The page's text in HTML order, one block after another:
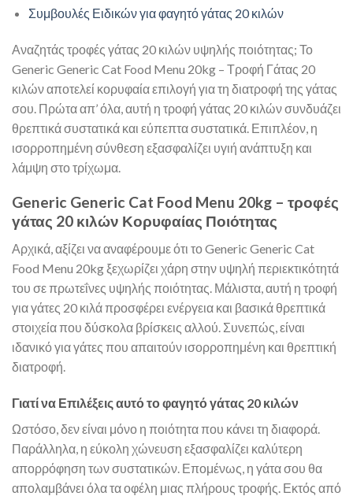
Συμβουλές Ειδικών για φαγητό γάτας 20 κιλών
Αναζητάς τροφές γάτας 20 κιλών υψηλής ποιότητας; Το
Generic Generic Cat Food Menu 20kg – Τροφή Γάτας 20
κιλών αποτελεί κορυφαία επιλογή για τη διατροφή της γάτας
σου. Πρώτα απ’ όλα, αυτή η τροφή γάτας 20 κιλών συνδυάζει
θρεπτικά συστατικά και εύπεπτα συστατικά. Επιπλέον, η
ισορροπημένη σύνθεση εξασφαλίζει υγιή ανάπτυξη και
λάμψη στο τρίχωμα.
Generic Generic Cat Food Menu 20kg – τροφές
γάτας 20 κιλών Κορυφαίας Ποιότητας
Αρχικά, αξίζει να αναφέρουμε ότι το Generic Generic Cat
Food Menu 20kg ξεχωρίζει χάρη στην υψηλή περιεκτικότητά
του σε πρωτεΐνες υψηλής ποιότητας. Μάλιστα, αυτή η τροφή
για γάτες 20 κιλά προσφέρει ενέργεια και βασικά θρεπτικά
στοιχεία που δύσκολα βρίσκεις αλλού. Συνεπώς, είναι
ιδανικό για γάτες που απαιτούν ισορροπημένη και θρεπτική
διατροφή.
Γιατί να Επιλέξεις αυτό το φαγητό γάτας 20 κιλών
Ωστόσο, δεν είναι μόνο η ποιότητα που κάνει τη διαφορά.
Παράλληλα, η εύκολη χώνευση εξασφαλίζει καλύτερη
απορρόφηση των συστατικών. Επομένως, η γάτα σου θα
απολαμβάνει όλα τα οφέλη μιας πλήρους τροφής. Εκτός από